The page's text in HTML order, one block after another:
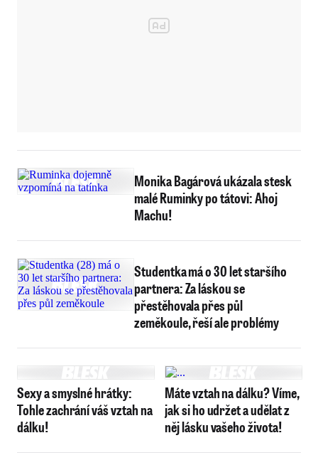
Monika Bagárová ukázala stesk
malé Ruminky po tátovi: Ahoj
Machu!
Studentka má o 30 let staršího
partnera: Za láskou se
přestěhovala přes půl
zeměkoule, řeší ale problémy
Sexy a smyslné hrátky:
Tohle zachrání váš vztah na
dálku!
Máte vztah na dálku? Víme,
jak si ho udržet a udělat z
něj lásku vašeho života!